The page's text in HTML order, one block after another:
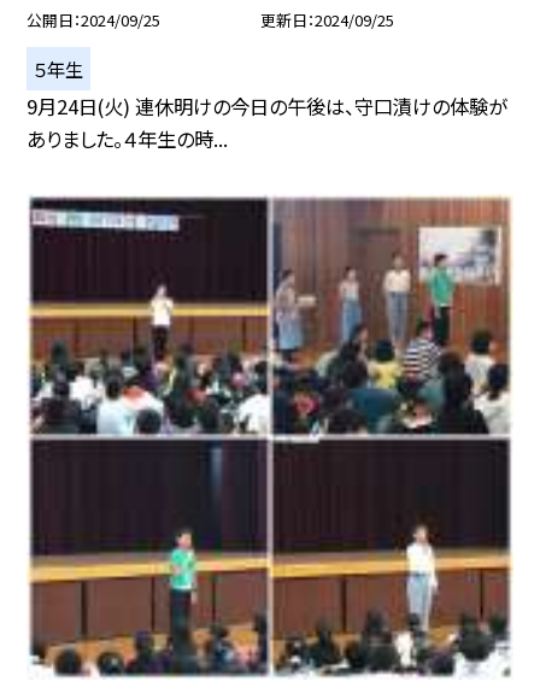
公開日 2024/09/25 更新日 2024/09/25
５年生
9月24日(火) 連休明けの今日の午後は、守口漬けの体験が
ありました。４年生の時...